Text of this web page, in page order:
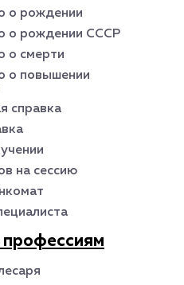
о рождении
о рождении СССР
о смерти
о повышении
справка
на сессию